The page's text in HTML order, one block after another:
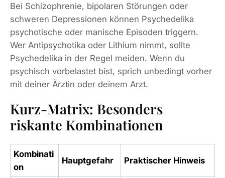
Bei Schizophrenie, bipolaren Störungen oder
schweren Depressionen können Psychedelika
psychotische oder manische Episoden triggern.
Wer Antipsychotika oder Lithium nimmt, sollte
Psychedelika in der Regel meiden. Wenn du
psychisch vorbelastet bist, sprich unbedingt vorher
mit deiner Ärztin oder deinem Arzt.
Kurz‑Matrix: Besonders
riskante Kombinationen
Kombinati
on
Hauptgefahr Praktischer Hinweis